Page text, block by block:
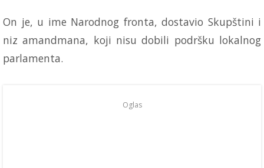
On je, u ime Narodnog fronta, dostavio Skupštini i
niz amandmana, koji nisu dobili podršku lokalnog
parlamenta.
Oglas